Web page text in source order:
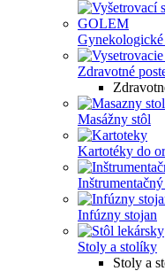
Zdravotné
Masážny stôl
Kartotéky do
Infúzny stojan
Stoly a stolíky
Stoly a